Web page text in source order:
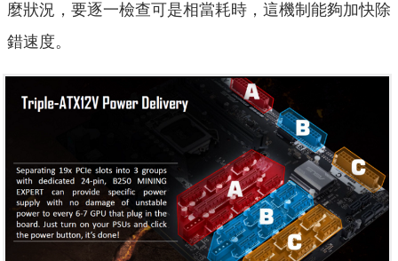
麼狀況，要逐一檢查可是相當耗時，這機制能夠加快除
錯速度。